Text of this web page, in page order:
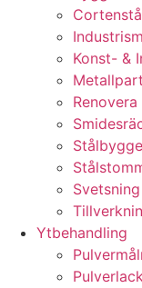
Konst- &
Ytbehandling